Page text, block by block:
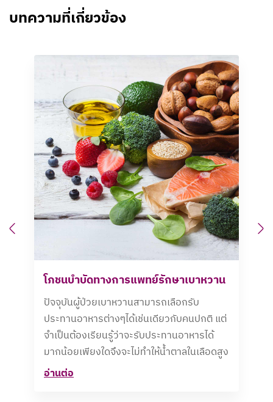
บทความที่เกี่ยวข้อง
โภชนบำบัดทางการแพทย์รักษาเบาหวาน
ปัจจุบันผู้ป่วยเบาหวานสามารถเลือกรับ
ประทานอาหารต่างๆได้เช่นเดียวกับคนปกติ แต่
จำเป็นต้องเรียนรู้ว่าจะรับประทานอาหารได้
มากน้อยเพียงใดจึงจะไม่ทำให้น้ำตาลในเลือดสูง
อ่านต่อ